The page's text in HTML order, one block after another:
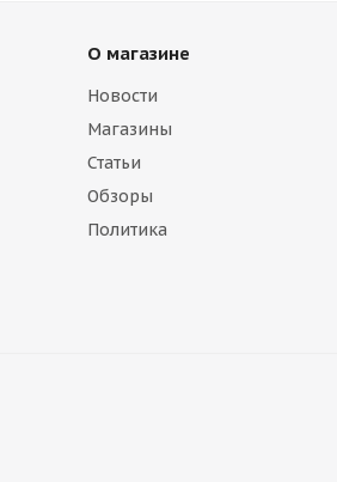
О магазине
Новости
Магазины
Статьи
Обзоры
Политика